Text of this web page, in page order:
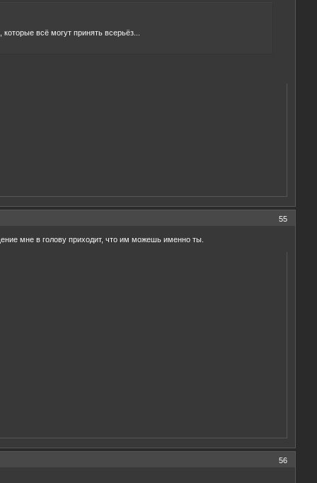
всё могут принять всерьёз...
55
мне в голову приходит, что им можешь именно ты.
56